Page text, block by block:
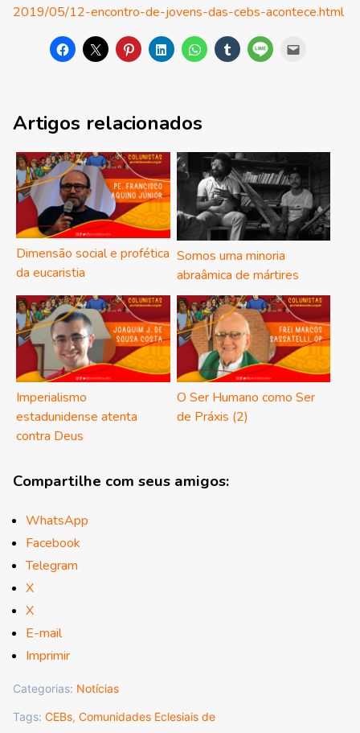
2019/05/12-encontro-de-jovens-das-cebs-acontece.html
Artigos relacionados
Dimensão social e profética
da eucaristia
Somos uma minoria
abraâmica de mártires
Imperialismo
estadunidense atenta
contra Deus
O Ser Humano como Ser
de Práxis (2)
Compartilhe com seus amigos:
WhatsApp
Facebook
Telegram
X
X
E-mail
Imprimir
Categorias: Notícias
Tags: CEBs, Comunidades Eclesiais de